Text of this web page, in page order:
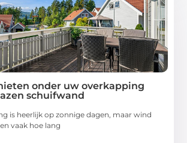
onder uw overkapping
schuifwand
is heerlijk op zonnige dagen, maar wind
vaak hoe lang